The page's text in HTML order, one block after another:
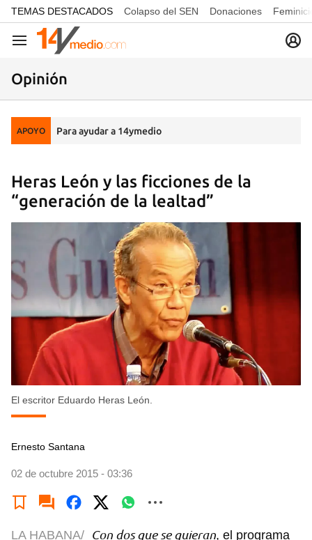
common.go-to-content
TEMAS DESTACADOS Colapso del SEN Donaciones
Navegación
Opinión
APOYO Para ayudar a 14ymedio
Heras León y las ficciones de la
“generación de la lealtad”
El escritor Eduardo Heras León.
Ernesto Santana
02 de octubre 2015 - 03:36
LA HABANA/ Con dos que se quieran, el programa